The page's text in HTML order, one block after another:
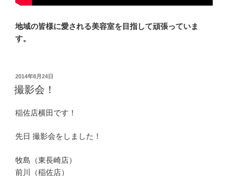
地域の皆様に愛される美容室を目指して頑張っていま
す。
投
稿
日:
2014年8月24日
撮影会！
稲佐店横田です！
先日 撮影会をしました！
牧島（東長崎店）
前川（稲佐店）